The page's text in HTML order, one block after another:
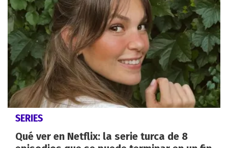
SERIES
Qué ver en Netflix: la serie turca de 8